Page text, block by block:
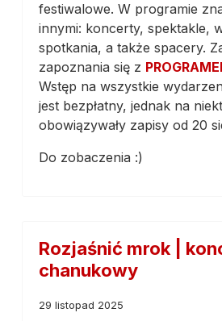
festiwalowe. W programie
innymi: koncerty, spektakle,
spotkania, a także spacery.
zapoznania się z
Wstęp na wszystkie
jest bezpłatny, jednak na
obowiązywały zapisy od 20
Do zobaczenia :)
Rozjaśnić mrok |
chanukowy
29 listopad 2025